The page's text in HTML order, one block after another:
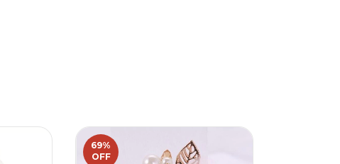
69%
OFF